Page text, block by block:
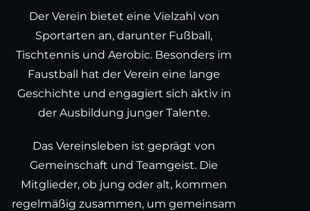
Der Verein bietet eine Vielzahl von
Sportarten an, darunter Fußball,
Tischtennis und Aerobic. Besonders im
Faustball hat der Verein eine lange
Geschichte und engagiert sich aktiv in
der Ausbildung junger Talente.
Das Vereinsleben ist geprägt von
Gemeinschaft und Teamgeist. Die
Mitglieder, ob jung oder alt, kommen
regelmäßig zusammen, um gemeinsam